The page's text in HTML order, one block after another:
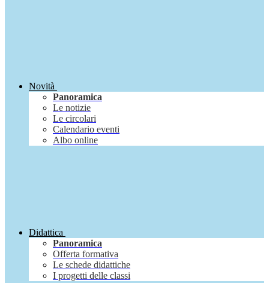
Novità
Panoramica
Le notizie
Le circolari
Calendario eventi
Albo online
Didattica
Panoramica
Offerta formativa
Le schede didattiche
I progetti delle classi